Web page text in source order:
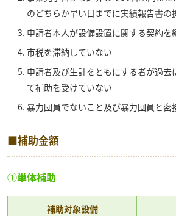
のどちらか早い日までに実績報告書の
申請者本人が設備設置に関する契約を
市税を滞納していない
申請者及び生計をともにする者が過去
て補助を受けていない
暴力団員でないこと及び暴力団員と密
■補助金額
①単体補助
補助対象設備